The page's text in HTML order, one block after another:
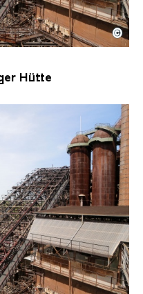
Hütte mit
Hütte | Karl
©
Hütte